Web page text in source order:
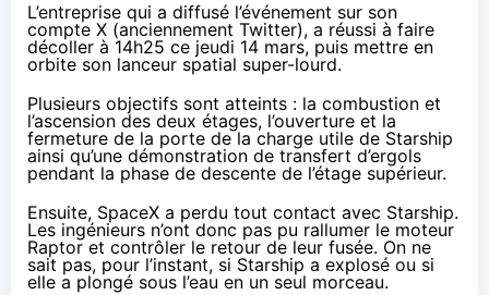
L’entreprise qui a diffusé l’événement sur son
compte X (anciennement Twitter), a réussi à faire
décoller à 14h25 ce jeudi 14 mars, puis mettre en
orbite son lanceur spatial super-lourd.
Plusieurs objectifs sont atteints : la combustion et
l’ascension des deux étages, l’ouverture et la
fermeture de la porte de la charge utile de Starship
ainsi qu’une démonstration de transfert d’ergols
pendant la phase de descente de l’étage supérieur.
Ensuite, SpaceX a perdu tout contact avec Starship.
Les ingénieurs n’ont donc pas pu rallumer le moteur
Raptor et contrôler le retour de leur fusée. On ne
sait pas, pour l’instant, si Starship a explosé ou si
elle a plongé sous l’eau en un seul morceau.